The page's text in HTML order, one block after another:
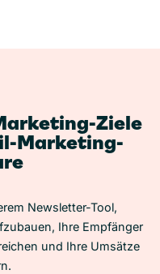
Ziele
Marketing-
Newsletter-Tool,
Ihre Empfänger
und Ihre Umsätze